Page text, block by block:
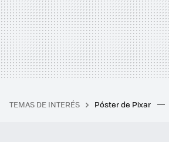
TEMAS DE INTERÉS Póster de Pixar